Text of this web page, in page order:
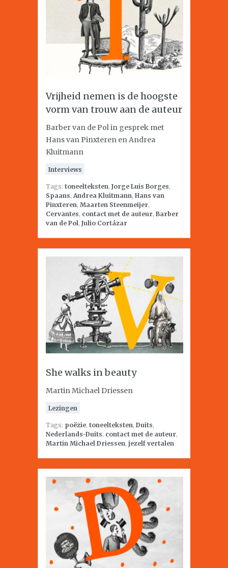
Vrijheid nemen is de hoogste
vorm van trouw aan de auteur
Barber van de Pol in gesprek met
Hans van Pinxteren en Andrea
Kluitmann
Interviews
Tags: toneelteksten, Jorge Luis Borges,
Spaans, Andrea Kluitmann, Hans van
Pinxteren, Maarten Steenmeijer,
Cervantes, contact met de auteur, Barber
van de Pol, Julio Cortázar
She walks in beauty
Martin Michael Driessen
Lezingen
Tags: poëzie, toneelteksten, Duits,
Nederlands-Duits, contact met de auteur,
Martin Michael Driessen, jezelf vertalen